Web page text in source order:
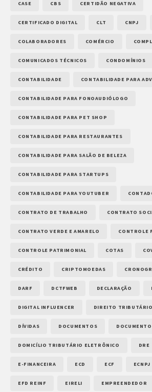
CASE CBS CERTIDÃO NEGATIVA
CERTIFICADO DIGITAL CLT CNPJ
COLABORADORES COMÉRCIO
COMUNICADOS TÉCNICOS CONDOMÍNIOS
CONTABILIDADE CONTABILIDADE PARA
CONTABILIDADE PARA FONOAUDIÓLOGO
CONTABILIDADE PARA PET SHOP
CONTABILIDADE PARA RESTAURANTES
CONTABILIDADE PARA SALÃO DE BELEZA
CONTABILIDADE PARA STARTUPS
CONTABILIDADE PARA YOUTUBER
CONTRATO DE TRABALHO CONTRATO
CONTRATO VERDE E AMARELO CONTROLE
CONTROLE PATRIMONIAL COTAS
CRÉDITO CRIPTOMOEDAS
DARF DCTFWEB DECLARAÇÃO
DIGITAL INFLUENCER DIREITO TRIBUTÁRIO
DÍVIDAS DOCUMENTOS
DOMICÍLIO TRIBUTÁRIO ELETRÔNICO DRE
E-FINANCEIRA ECD ECF ECNPJ
EFD REINF EIRELI EMPREENDEDOR